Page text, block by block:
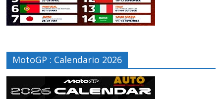
MotoGP : Calendario 2026